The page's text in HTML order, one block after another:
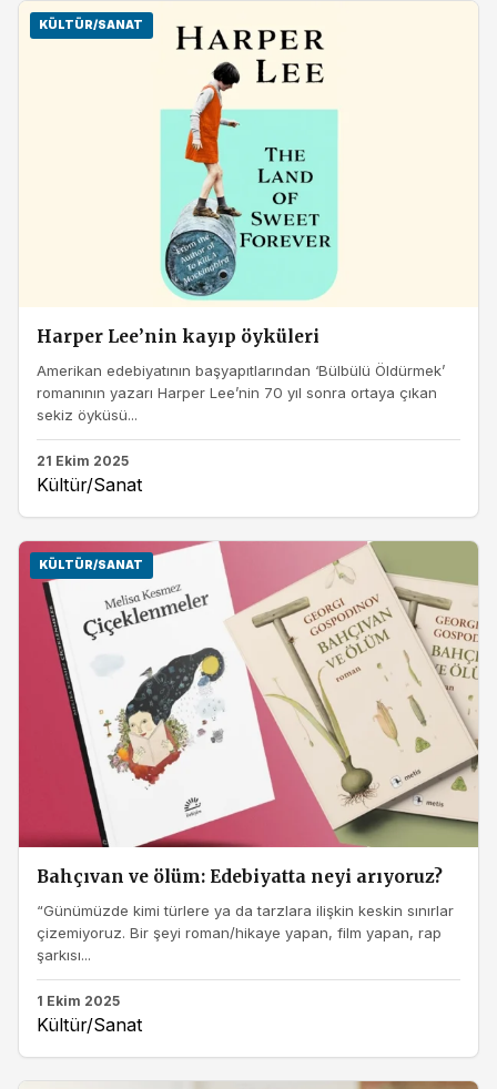
KÜLTÜR/SANAT
Harper Lee’nin kayıp öyküleri
Amerikan edebiyatının başyapıtlarından ‘Bülbülü Öldürmek’
romanının yazarı Harper Lee’nin 70 yıl sonra ortaya çıkan
sekiz öyküsü...
21 Ekim 2025
Kültür/Sanat
KÜLTÜR/SANAT
Bahçıvan ve ölüm: Edebiyatta neyi arıyoruz?
“Günümüzde kimi türlere ya da tarzlara ilişkin keskin sınırlar
çizemiyoruz. Bir şeyi roman/hikaye yapan, film yapan, rap
şarkısı...
1 Ekim 2025
Kültür/Sanat